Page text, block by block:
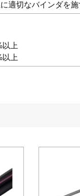
適切なバインダを
以上
以上